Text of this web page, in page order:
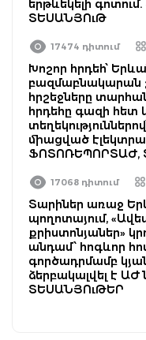
երթևեկելի
ՏԵՍԱՆՅՈւԹ
17474 դիտում
Խոշոր հրդեհ՝
բազմաբնակարան
հրշեջները
հրդեհը գազի հետ
միացված
ՖՈՏՈՌԵՊՈՐՏԱԺ,
17068 դիտում
Տարիներ առաջ
պողոտայում,
քրիստոնյաներ»
անդամ՝ հոգևոր
գործադրմամբ
ձերբակալվել է
ՏԵՍԱՆՅՈւԹԵՐ